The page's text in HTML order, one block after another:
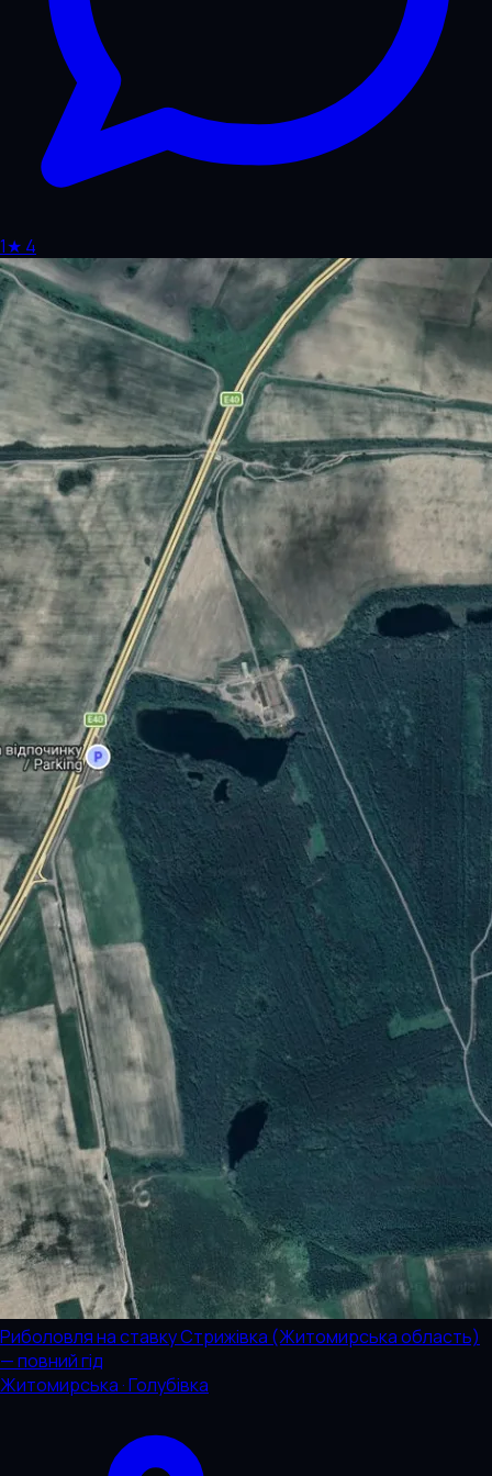
1★ 4
Риболовля на ставку Стрижівка (Житомирська область)
— повний гід
Житомирська · Голубівка